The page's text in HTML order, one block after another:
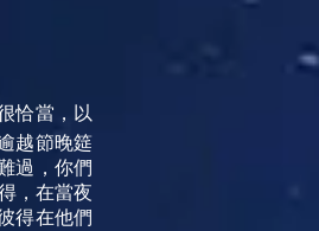
恰當，以
越節晚筵
過，你們
，在當夜
得在他們